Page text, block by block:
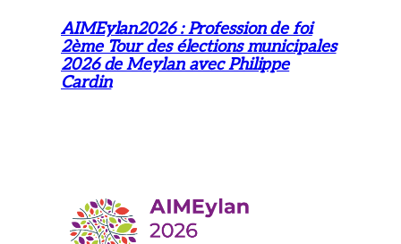
AIMEylan2026 : Profession de foi
2ème Tour des élections municipales
2026 de Meylan avec Philippe
Cardin